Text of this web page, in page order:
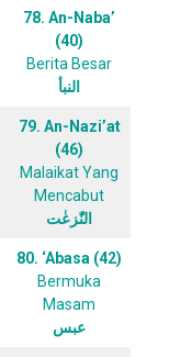
78. An-Naba’
(40)
Berita Besar
النبأ
79. An-Nazi’at
(46)
Malaikat Yang
Mencabut
النّٰزعٰت
80. ‘Abasa (42)
Bermuka
Masam
عبس